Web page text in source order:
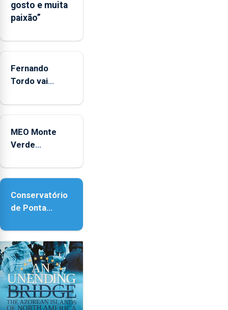
entre
2022
gosto e muita
paixão”
Fernando
Tordo vai
anos de
Coliseu
Micaelense
MEO Monte
Verde
reforço da
Conservatório
de Ponta
contar com
novos
instrumentos